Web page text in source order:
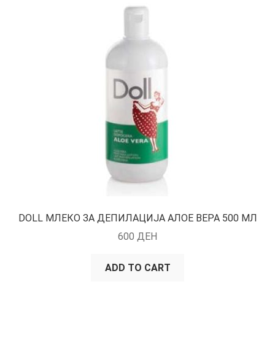
DOLL МЛЕКО ЗА ДЕПИЛАЦИЈА АЛОЕ ВЕРА 500 МЛ
600 ДЕН
ADD TO CART